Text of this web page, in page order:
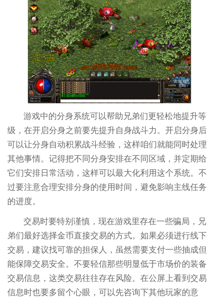
游戏中的分身系统可以帮助兄弟们更轻松地提升等
级，在开启分身之前要先提升自身战斗力。开启分身后
可以让分身自动积累战斗经验，这样咱们就能同时处理
其他事情。记得把不同分身安排在不同区域，并定期给
它们安排日常活动，这样可以最大化利用这个系统。不
过要注意合理安排分身的使用时间，避免影响主线任务
的进度。
交易时要特别谨慎，现在游戏里存在一些骗局，兄
弟们最好选择金币直接交易的方式。如果必须进行线下
交易，建议找可靠的担保人，虽然需要支付一些抽成但
能保障交易安全。不要轻信那些明显低于市场价的装备
交易信息，这类交易往往存在风险。在公屏上看到交易
信息时也要多留个心眼，可以先咨询下其他玩家的意